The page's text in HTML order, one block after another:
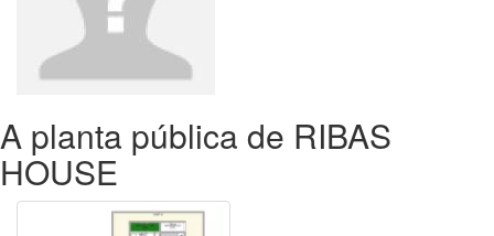
A planta pública de RIBAS
HOUSE